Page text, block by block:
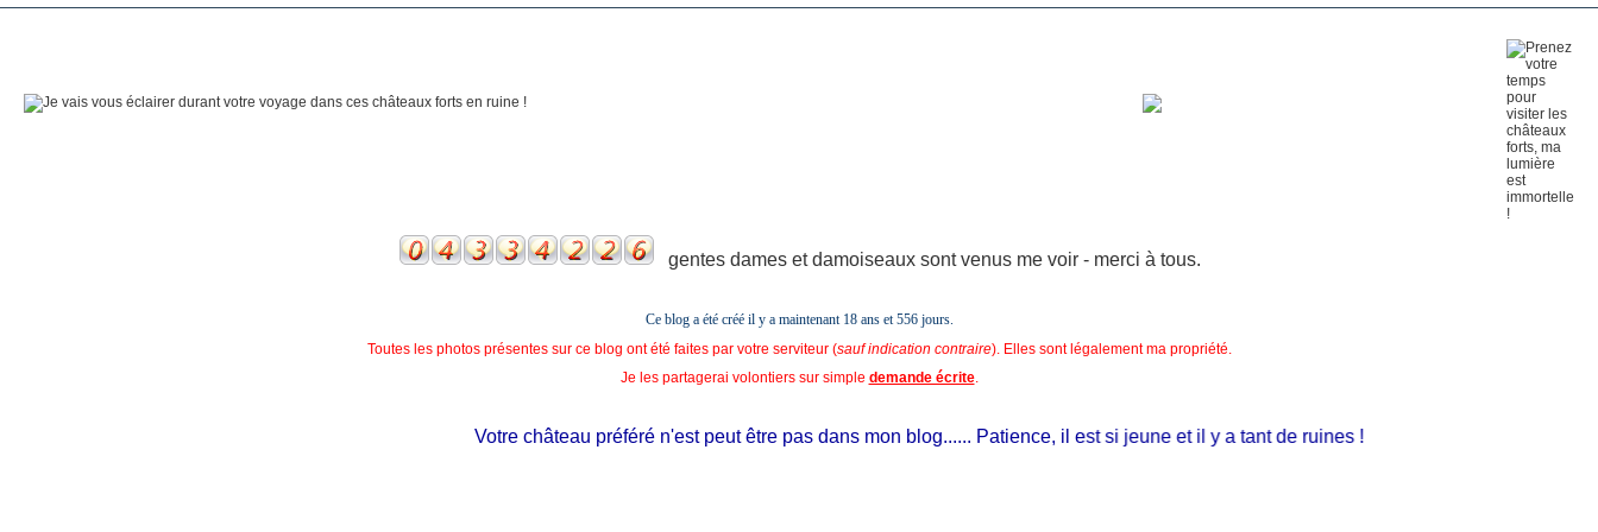
gentes dames et damoiseaux sont venus me voir - merci à tous.
Ce blog a été créé il y a maintenant 18 ans et556 jours.
Toutes les photos présentes sur ce blog ont été faites par votre serviteur (sauf indication contraire). Elles sont légalement ma propriété.
Je les partagerai volontiers sur simple demande écrite.
Votre château préféré n'est peut être pas dans mon blog...... Patience, il est si jeune et il y a tant de ruines !